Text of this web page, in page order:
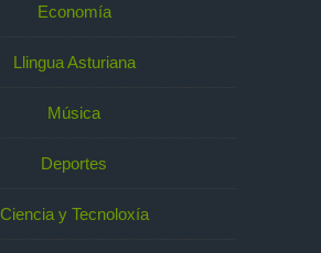
Economía
Llingua Asturiana
Música
Deportes
Ciencia y Tecnoloxía